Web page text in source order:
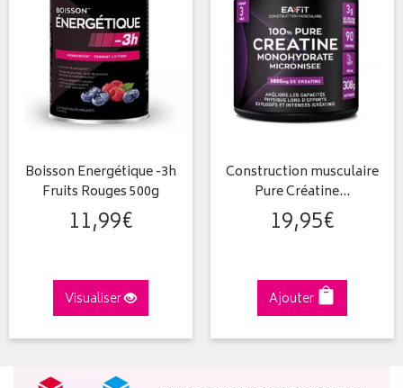
Boisson Energétique -3h
Fruits Rouges 500g
11,99€
Visualiser
Construction musculaire
Pure Créatine…
19,95€
Ajouter